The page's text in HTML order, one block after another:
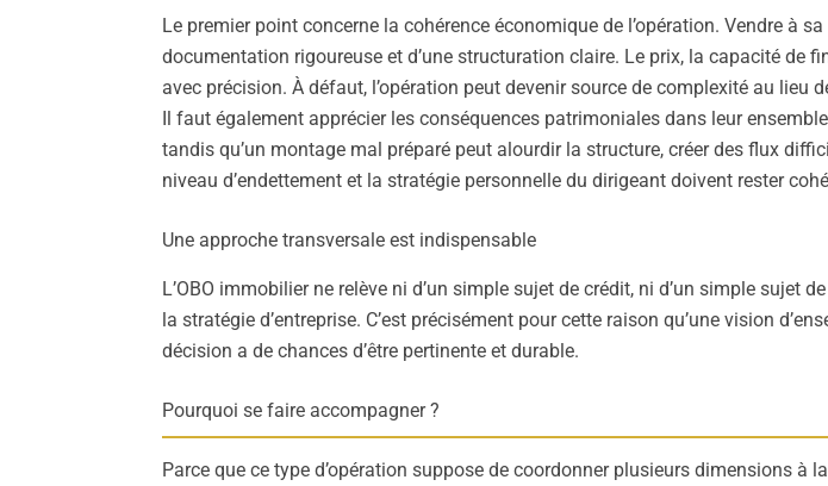
Le premier point concerne la cohérence économique de l’opération. Vendre à
documentation rigoureuse et d’une structuration claire. Le prix, la capacité de
avec précision. À défaut, l’opération peut devenir source de complexité au lieu
Il faut également apprécier les conséquences patrimoniales dans leur
tandis qu’un montage mal préparé peut alourdir la structure, créer des flux
niveau d’endettement et la stratégie personnelle du dirigeant doivent rester
Une approche transversale est indispensable
L’OBO immobilier ne relève ni d’un simple sujet de crédit, ni d’un simple
la stratégie d’entreprise. C’est précisément pour cette raison qu’une vision
décision a de chances d’être pertinente et durable.
Pourquoi se faire accompagner ?
Parce que ce type d’opération suppose de coordonner plusieurs dimensions